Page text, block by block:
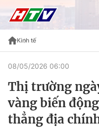
Kinh tế
08/05/2026 06:00
Thị trường
vàng biến
thẳng địa